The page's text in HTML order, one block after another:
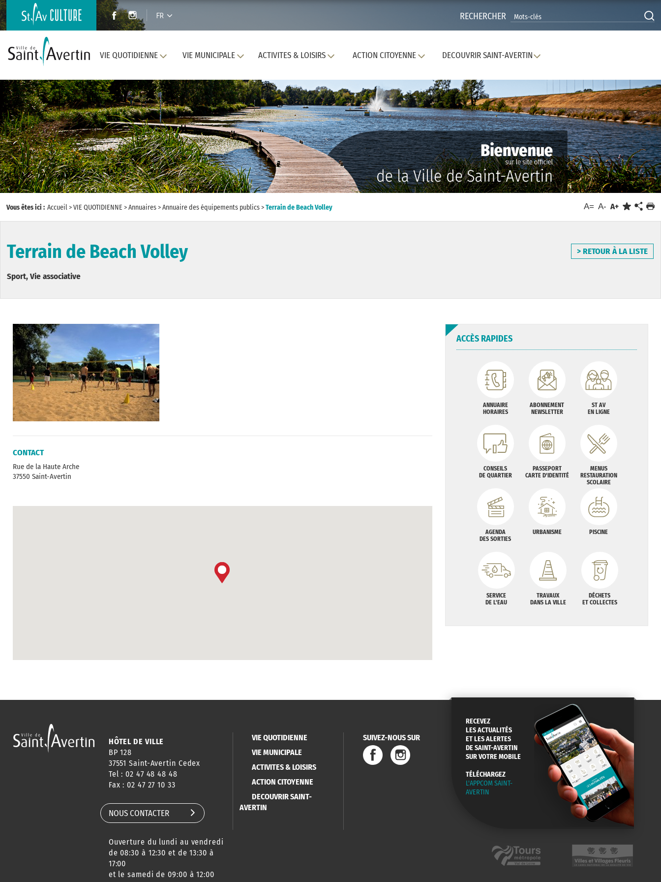
FR RECHERCHER
VIE QUOTIDIENNE VIE MUNICIPALE ACTIVITES & LOISIRS ACTION CITOYENNE DECOUVRIR SAINT-AVERTIN
Vous êtes ici : Accueil>VIE QUOTIDIENNE >Annuaires>Annuaire des équipements publics>Terrain de Beach Volley A= A- A+
Terrain de Beach Volley > RETOUR À LA LISTE
Sport, Vie associative
CONTACT
Rue de la Haute Arche
37550 Saint-Avertin
ACCÈS RAPIDES
ANNUAIRE
HORAIRES
ABONNEMENT
NEWSLETTER
ST AV
EN LIGNE
CONSEILS
DE QUARTIER
PASSEPORT
CARTE D'IDENTITÉ
MENUS
RESTAURATION
SCOLAIRE
AGENDA
DES SORTIES
URBANISME PISCINE
SERVICE
DE L'EAU
TRAVAUX
DANS LA VILLE
DÉCHETS
ET COLLECTES
HÔTEL DE VILLE
BP 128
37551 Saint-Avertin Cedex
Tel : 02 47 48 48 48
Fax : 02 47 27 10 33
NOUS CONTACTER
Ouverture du lundi au vendredi
de 08:30 à 12:30 et de 13:30 à
17:00
et le samedi de 09:00 à 12:00
VIE QUOTIDIENNE
VIE MUNICIPALE
ACTIVITES & LOISIRS
ACTION CITOYENNE
DECOUVRIR SAINT-
AVERTIN
SUIVEZ-NOUS SUR
RECEVEZ
LES ACTUALITÉS
ET LES ALERTES
DE SAINT-AVERTIN
SUR VOTRE MOBILE
TÉLÉCHARGEZ
L'APPCOM SAINT-
AVERTIN